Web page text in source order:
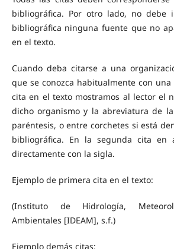
bibliográfica. Por otro lado, no debe
bibliográfica ninguna fuente que no
en el texto.
Cuando deba citarse a una
que se conozca habitualmente con
cita en el texto mostramos al lector el
dicho organismo y la abreviatura de
paréntesis, o entre corchetes si está
bibliográfica. En la segunda cita en
directamente con la sigla.
Ejemplo de primera cita en el texto:
(Instituto de Hidrología,
Ambientales [IDEAM], s.f.)
Ejemplo demás citas: